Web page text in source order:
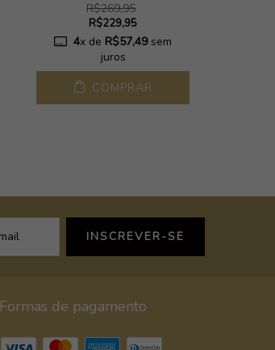
R$269,95
R$229,95
4x de R$57,49sem
juros
COMPRAR
Formas de pagamento